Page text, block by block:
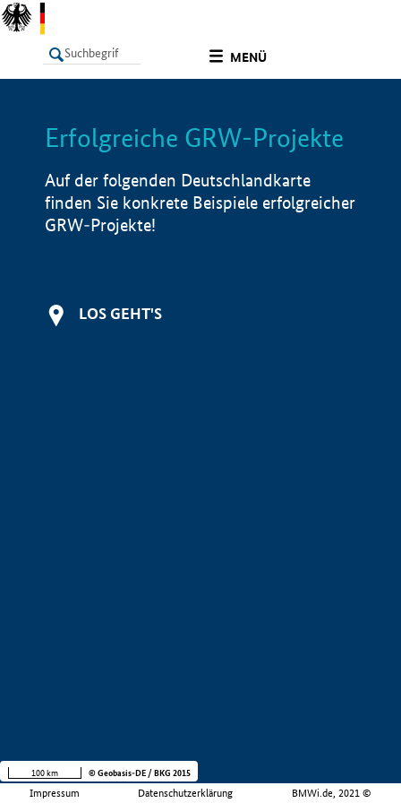
MENÜ
LISTE Info
Erfolgreiche GRW-Projekte
Auf der folgenden Deutschlandkarte
finden Sie konkrete Beispiele erfolgreicher
GRW-Projekte!
LOS GEHT'S
Impressum Datenschutzerklärung BMWi.de, 2021 ©
100 km © Geobasis-DE / BKG 2015